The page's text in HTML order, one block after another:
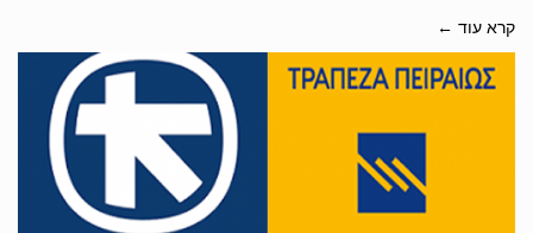
קרא עוד ←